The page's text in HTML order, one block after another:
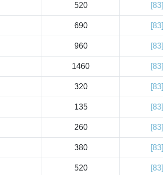
520 [83]
690 [83]
960 [83]
1460 [83]
320 [83]
135 [83]
260 [83]
380 [83]
520 [83]